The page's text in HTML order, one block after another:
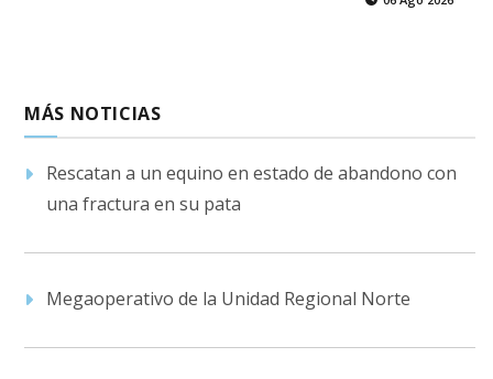
MÁS NOTICIAS
Rescatan a un equino en estado de abandono con
una fractura en su pata
Megaoperativo de la Unidad Regional Norte